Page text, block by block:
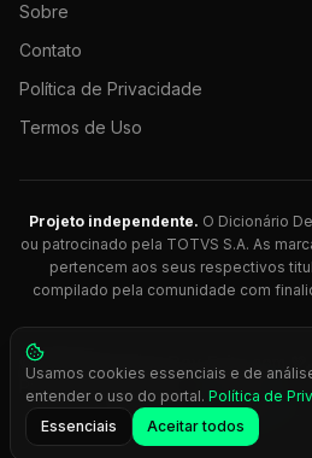
Sobre
Contato
Política de Privacidade
Termos de Uso
Projeto independente. O Dicionário
ou patrocinado pela TOTVS S.A. As
pertencem aos seus respectivos
compilado pela comunidade com
© 2026 Dicionário Dev. Feito com
Protheus.
Press Ctrl+K
Usamos cookies essenciais e de
entender o uso do portal. Política de
Essenciais
Aceitar todos